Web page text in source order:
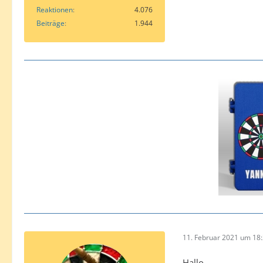
Reaktionen
4.076
Beiträge
1.944
11. Februar 2021 um